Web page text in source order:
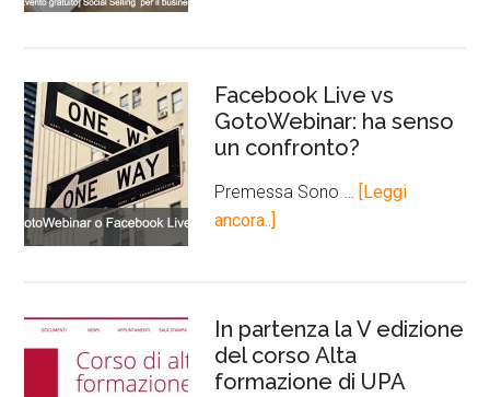
Facebook Live vs
GotoWebinar: ha senso
un confronto?
Premessa Sono …
[Leggi
ancora..]
In partenza la V edizione
del corso Alta
formazione di UPA